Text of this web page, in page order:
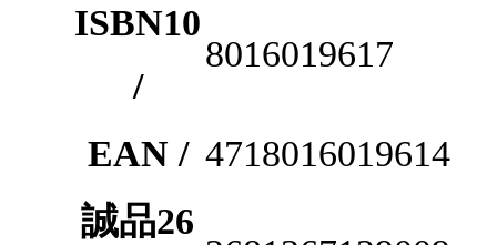
ISBN10
/
8016019617
EAN / 4718016019614
誠品26